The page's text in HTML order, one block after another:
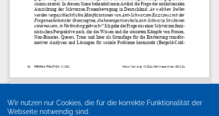
Wir nutzen nur Cookies, die für die korrekte Funktionalität der
Webseite notwendig sind.